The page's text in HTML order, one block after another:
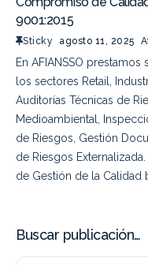
9001:2015
Sticky agosto 11, 2025
En AFIANSSO
los sectores Retail,
Auditorías Técnicas de
Medioambiental,
de Riesgos, Gestión
de Riesgos
de Gestión de la Calidad
Buscar publicación…